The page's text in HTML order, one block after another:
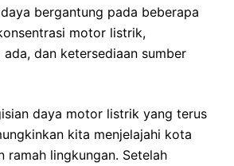
bergantung pada beberapa
motor listrik,
dan ketersediaan sumber
daya motor listrik yang terus
kita menjelajahi kota
ramah lingkungan. Setelah